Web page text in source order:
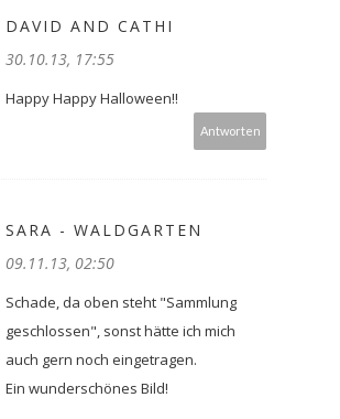
DAVID AND CATHI
30.10.13, 17:55
Happy Happy Halloween!!
Antworten
SARA - WALDGARTEN
09.11.13, 02:50
Schade, da oben steht "Sammlung
geschlossen", sonst hätte ich mich
auch gern noch eingetragen.
Ein wunderschönes Bild!